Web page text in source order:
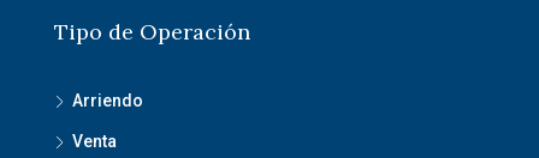
Tipo de Operación
Arriendo
Venta